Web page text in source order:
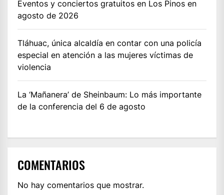
Eventos y conciertos gratuitos en Los Pinos en
agosto de 2026
Tláhuac, única alcaldía en contar con una policía
especial en atención a las mujeres víctimas de
violencia
La ‘Mañanera’ de Sheinbaum: Lo más importante
de la conferencia del 6 de agosto
COMENTARIOS
No hay comentarios que mostrar.